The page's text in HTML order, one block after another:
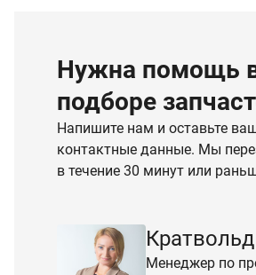
Нужна помощь
подборе
Напишите нам и оставьте
контактные данные. Мы
в течение 30 минут или
Менеджер по